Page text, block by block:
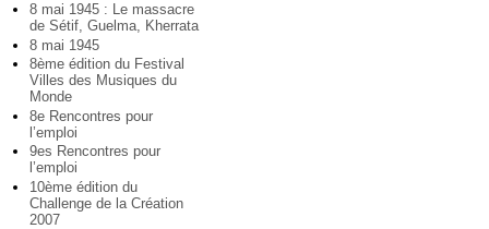
8 mai 1945 : Le massacre
de Sétif, Guelma, Kherrata
8 mai 1945
8ème édition du Festival
Villes des Musiques du
Monde
8e Rencontres pour
l’emploi
9es Rencontres pour
l’emploi
10ème édition du
Challenge de la Création
2007